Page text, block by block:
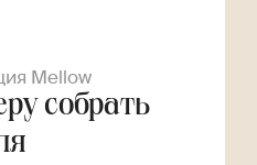
Mellow
собрать